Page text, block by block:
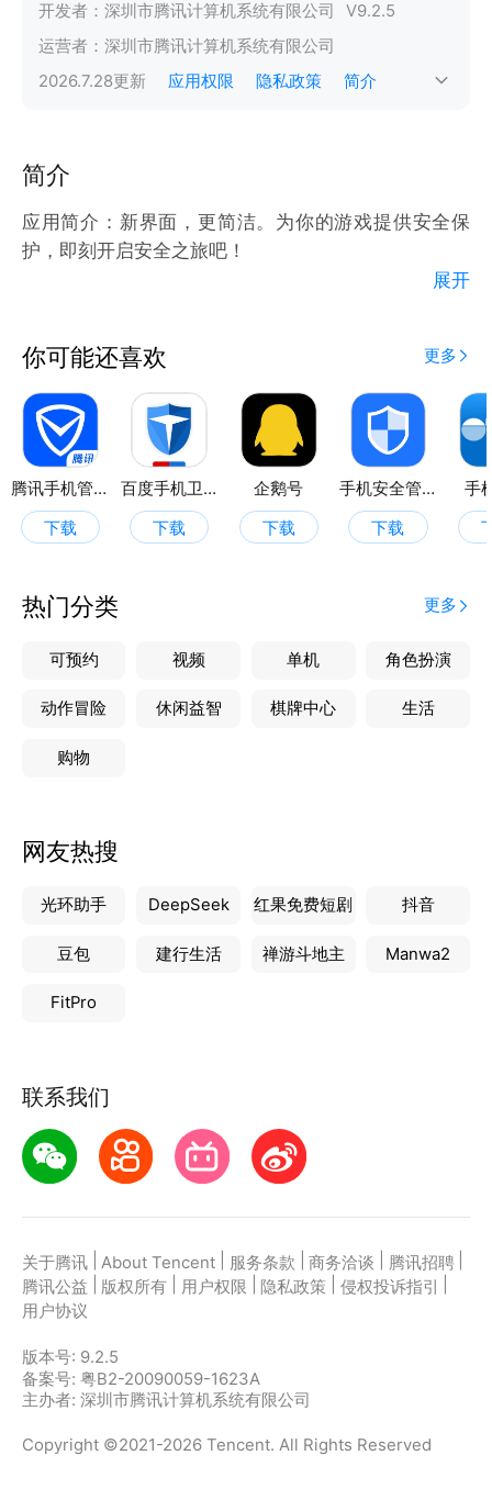
开发者： 深圳市腾讯计算机系统有限公司 V9.2.5
运营者： 深圳市腾讯计算机系统有限公司
2026.7.28更新 应用权限 隐私政策 简介
简介
应用简介：新界面，更简洁。为你的游戏提供安全保
护，即刻开启安全之旅吧！
修复了部分功能
修复了部分Bug
【游戏保护】
提供游戏登录保护。
绑定后，进行重要操作时用于验证身份。
展开
你可能还喜欢 更多
腾讯手机管家
下载
百度手机卫士
下载
企鹅号
下载
手机安全管家
下载
手
热门分类 更多
可预约 视频 单机 角色扮演
动作冒险 休闲益智 棋牌中心 生活
购物
网友热搜
光环助手 DeepSeek 红果免费短剧 抖音
豆包 建行生活 禅游斗地主 Manwa2
FitPro
联系我们
关于腾讯 About Tencent 服务条款 商务洽谈 腾讯招聘
腾讯公益
版权所有 用户权限 隐私政策 侵权投诉指引
用户协议
版本号: 9.2.5
备案号: 粤B2-20090059-1623A
主办者: 深圳市腾讯计算机系统有限公司
Copyright ©2021-2026 Tencent. All Rights Reserved